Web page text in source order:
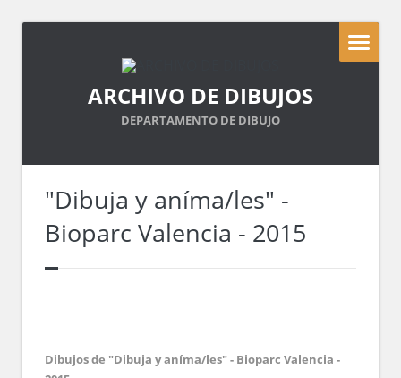
ARCHIVO DE DIBUJOS
DEPARTAMENTO DE DIBUJO
"Dibuja y aníma/les" -
Bioparc Valencia - 2015
Dibujos de "Dibuja y aníma/les" - Bioparc Valencia -